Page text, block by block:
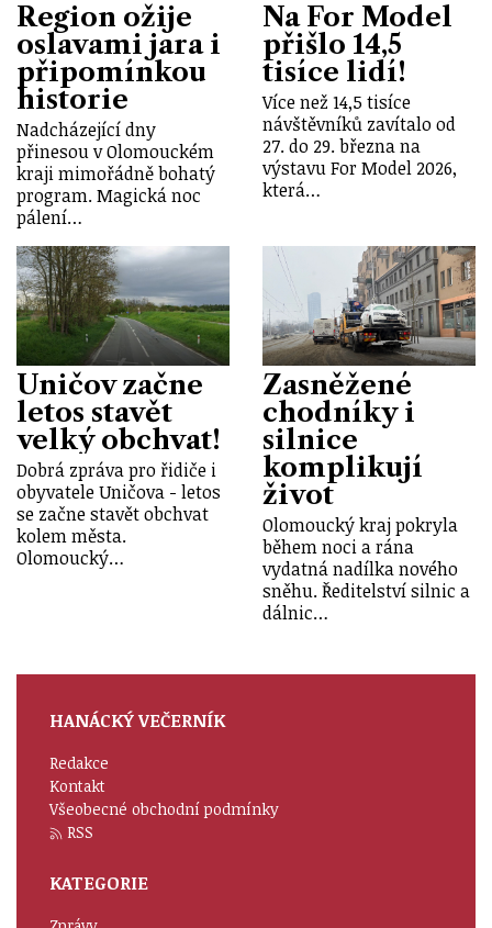
Region ožije
oslavami jara i
připomínkou
historie
Nadcházející dny
přinesou v Olomouckém
kraji mimořádně bohatý
program. Magická noc
pálení…
Na For Model
přišlo 14,5
tisíce lidí!
Více než 14,5 tisíce
návštěvníků zavítalo od
27. do 29. března na
výstavu For Model 2026,
která…
Uničov začne
letos stavět
velký obchvat!
Dobrá zpráva pro řidiče i
obyvatele Uničova - letos
se začne stavět obchvat
kolem města.
Olomoucký…
Zasněžené
chodníky i
silnice
komplikují
život
Olomoucký kraj pokryla
během noci a rána
vydatná nadílka nového
sněhu. Ředitelství silnic a
dálnic…
HANÁCKÝ VEČERNÍK
Redakce
Kontakt
Všeobecné obchodní podmínky
RSS
KATEGORIE